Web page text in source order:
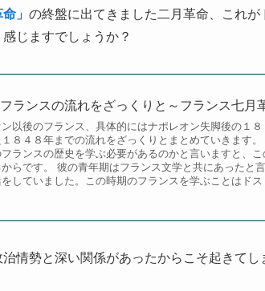
」 の終盤に出てきました二月革命、これが
じますでしょうか？
ランスの流れをざっくりと～フランス七月
以後のフランス、具体的にはナポレオン失脚後の１
８４８年までの流れをざっくりとまとめていきます
ランスの歴史を学ぶ必要があるのかと言いますと、
らです。 彼の青年期はフランス文学と共にあったと
していました。この時期のフランスを学ぶことはド
情勢と深い関係があったからこそ起きて